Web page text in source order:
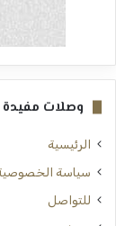
وصلات مفيدة
الرئيسية
سياسة
للتواصل